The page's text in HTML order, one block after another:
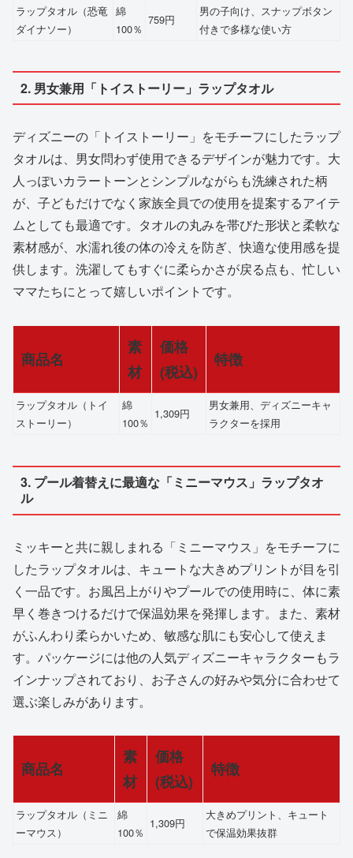
ラップタオル（恐竜
ダイナソー）
綿
100％
759円
男の子向け、スナップボタン
付きで多様な使い方
2. 男女兼用「トイストーリー」ラップタオル
ディズニーの「トイストーリー」をモチーフにしたラップ
タオルは、男女問わず使用できるデザインが魅力です。大
人っぽいカラートーンとシンプルながらも洗練された柄
が、子どもだけでなく家族全員での使用を提案するアイテ
ムとしても最適です。タオルの丸みを帯びた形状と柔軟な
素材感が、水濡れ後の体の冷えを防ぎ、快適な使用感を提
供します。洗濯してもすぐに柔らかさが戻る点も、忙しい
ママたちにとって嬉しいポイントです。
商品名
素
材
価格
(税込)
特徴
ラップタオル（トイ
ストーリー）
綿
100％
1,309円
男女兼用、ディズニーキャ
ラクターを採用
3. プール着替えに最適な「ミニーマウス」ラップタオ
ル
ミッキーと共に親しまれる「ミニーマウス」をモチーフに
したラップタオルは、キュートな大きめプリントが目を引
く一品です。お風呂上がりやプールでの使用時に、体に素
早く巻きつけるだけで保温効果を発揮します。また、素材
がふんわり柔らかいため、敏感な肌にも安心して使えま
す。パッケージには他の人気ディズニーキャラクターもラ
インナップされており、お子さんの好みや気分に合わせて
選ぶ楽しみがあります。
商品名
素
材
価格
(税込)
特徴
ラップタオル（ミニ
ーマウス）
綿
100％
1,309円
大きめプリント、キュート
で保温効果抜群